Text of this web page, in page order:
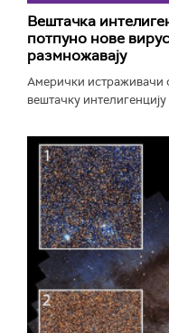
Вештачка
потпуно нове
размножавају
Амерички истраживачи
вештачку